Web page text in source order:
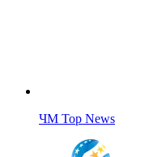
ЧМ Top News